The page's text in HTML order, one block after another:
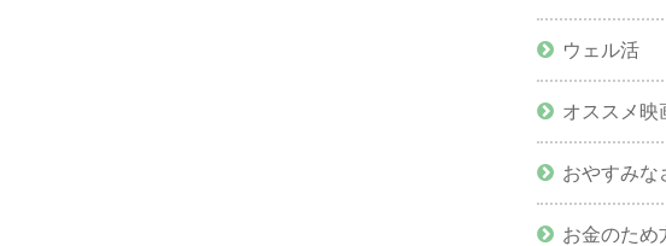
ウェル活
オススメ映
おやすみな
お金のため